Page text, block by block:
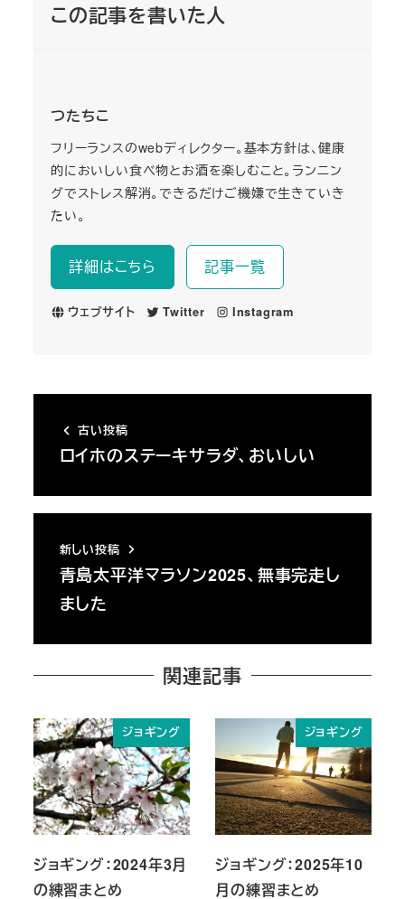
この記事を書いた人
つたちこ
フリーランスのwebディレクター。基本方針は、健康
的においしい食べ物とお酒を楽しむこと。ランニン
グでストレス解消。できるだけご機嫌で生きていき
たい。
詳細はこちら 記事一覧
ウェブサイト Twitter Instagram
古い投稿
ロイホのステーキサラダ、おいしい
新しい投稿
青島太平洋マラソン2025、無事完走し
ました
関連記事
ジョギング
ジョギング：2024年3月
の練習まとめ
ジョギング
ジョギング：2025年10
月の練習まとめ